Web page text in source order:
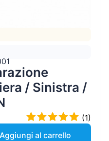
/ Sinistra /
(1)
Aggiungi al carrello